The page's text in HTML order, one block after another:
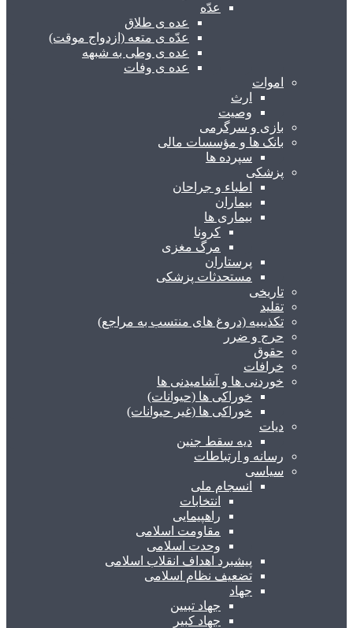
عدّه
عده ی طلاق
عدّه ی متعه (ازدواج موقت)
عده ی وطی به شبهه
عده ی وفات
اموات
ارث
وصیت
بازی و سرگرمی
بانک ها و مؤسسات مالی
سپرده ها
پزشکی
اطباء و جراحان
بیماران
بیماری ها
کرونا
مرگ مغزی
پرستاران
مستحدثات پزشکی
تاریخی
تقلید
تکذیبیه (دروغ های منتسب به مراجع)
حرج و ضرر
حقوق
خرافات
خوردنی ها و آشامیدنی ها
خوراکی ها (حیوانات)
خوراکی ها (غیر حیوانات)
دیات
دیه سقط جنین
رسانه و ارتباطات
سیاسی
انسجام ملی
انتخابات
راهپیمایی
مقاومت اسلامی
وحدت اسلامی
پیشبرد اهداف انقلاب اسلامی
تضعیف نظام اسلامی
جهاد
جهاد تبیین
جهاد کبیر